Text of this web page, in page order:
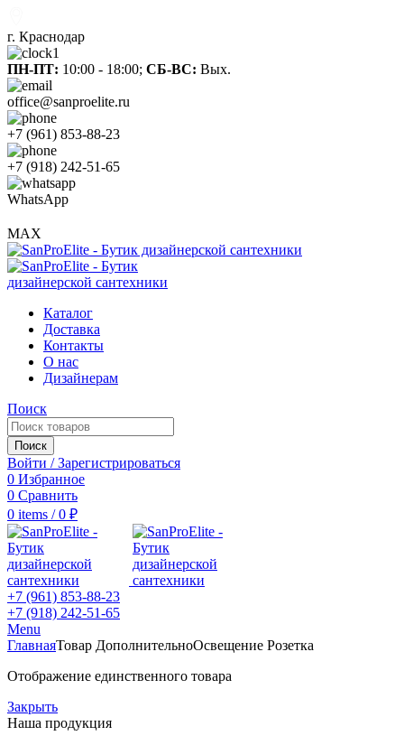
г. Краснодар
ПН-ПТ: 10:00 - 18:00; СБ-ВС: Вых.
office@sanproelite.ru
+7 (961) 853-88-23
+7 (918) 242-51-65
WhatsApp
MAX
Каталог
Доставка
Контакты
О нас
Дизайнерам
Поиск
Поиск
Войти / Зарегистрироваться
0 Избранное
0 Сравнить
0 items / 0 ₽
+7 (961) 853-88-23
+7 (918) 242-51-65
Menu
ГлавнаяТовар ДополнительноОсвещение Розетка
Отображение единственного товара
Закрыть
Наша продукция